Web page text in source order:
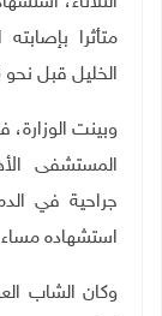
متأثرا
الخليل قبل نحو 6 أشهر.
وبينت
المستشفى
جراحية في
استشهاده مساء
وكان الشاب